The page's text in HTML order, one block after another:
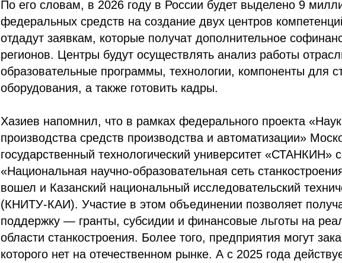
По его словам, в 2026 году в России будет выделено 9
федеральных средств на создание двух центров
отдадут заявкам, которые получат дополнительное
регионов. Центры будут осуществлять анализ работы
образовательные программы, технологии, компоненты для
оборудования, а также готовить кадры.
Хазиев напомнил, что в рамках федерального проекта
производства средств производства и автоматизации»
государственный технологический университет «СТАНКИН»
«Национальная научно-образовательная сеть
вошел и Казанский национальный исследовательский
(КНИТУ-КАИ). Участие в этом объединении позволяет
поддержку — гранты, субсидии и финансовые льготы на
области станкостроения. Более того, предприятия могут
которого нет на отечественном рынке. А с 2025 года